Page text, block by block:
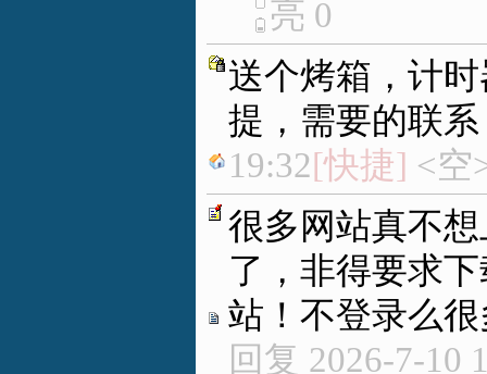
亮 0
送个烤箱，计
提，需要的联系
19:32[快捷] <空
很多网站真不
了，非得要求
站！不登录么
回复 2026-7-10